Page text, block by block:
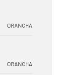
ORANCHA
ORANCHA